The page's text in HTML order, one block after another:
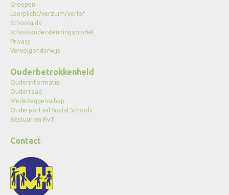
Groepen
Leerplicht/verzuim/verlof
Schoolgids
Schoolondersteuningsprofiel
Privacy
Vervolgonderwijs
Ouderbetrokkenheid
Ouderinformatie
Ouderraad
Medezeggenschap
Ouderportaal Social Schools
Bestuur en RvT
Contact